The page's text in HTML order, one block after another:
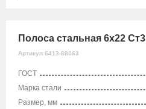
Полоса стальная 6х22 Ст3
Артикул 6413-88063
ГОСТ
Марка стали
Размер, мм